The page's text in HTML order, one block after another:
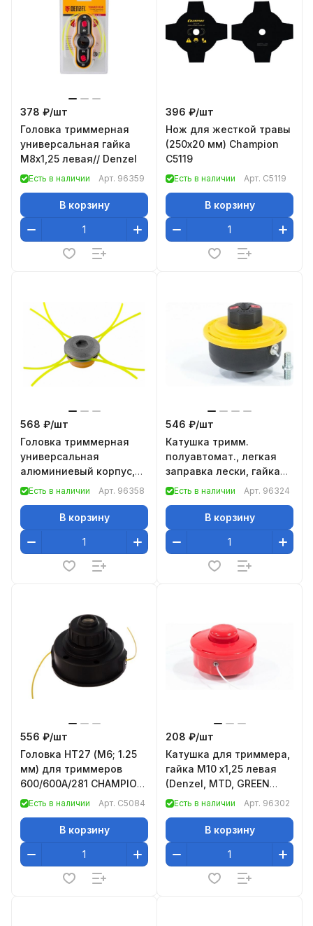
378 ₽/шт
Головка триммерная
универсальная гайка
М8х1,25 левая// Denzel
Есть в наличии Арт. 96359
В корзину
396 ₽/шт
Нож для жесткой травы
(250х20 мм) Champion
C5119
Есть в наличии Арт. C5119
В корзину
568 ₽/шт
Головка триммерная
универсальная
алюминиевый корпус,
леска до 4 мм// Denzel
Есть в наличии Арт. 96358
В корзину
546 ₽/шт
Катушка тримм.
полуавтомат., легкая
заправка лески, гайка
M8x1,25, винт M8-M8//
Есть в наличии Арт. 96324
В корзину
556 ₽/шт
Головка HT27 (М6; 1.25
мм) для триммеров
600/600A/281 CHAMPION
C5084
Есть в наличии Арт. C5084
В корзину
208 ₽/шт
Катушка для триммера,
гайка М10 х1,25 левая
(Denzel, MTD, GREEN
LINE)// Denzel
Есть в наличии Арт. 96302
В корзину